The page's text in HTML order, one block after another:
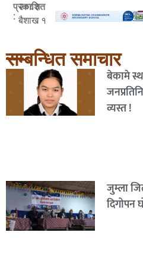
प्रकाशित
:
२०८३
बैशाख १
सम्बन्धित समाचार
बेकामे
व्यस्त !
जुम्ला
दिगोपन